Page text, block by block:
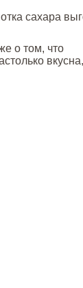
сахара
о том, что